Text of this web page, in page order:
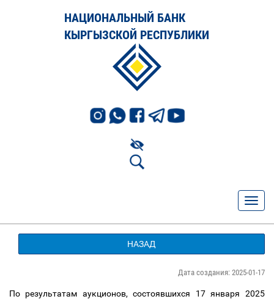
НАЦИОНАЛЬНЫЙ БАНК
КЫРГЫЗСКОЙ РЕСПУБЛИКИ
НАЗАД
Дата создания: 2025-01-17
По результатам аукционов, состоявшихся 17 января 2025